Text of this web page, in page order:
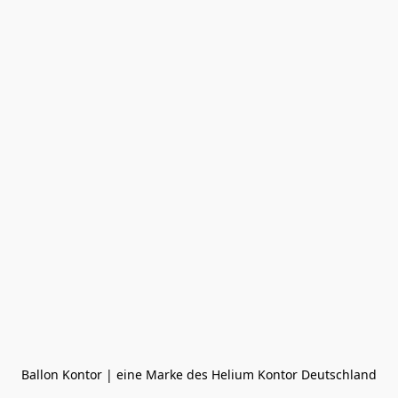
Ballon Kontor | eine Marke des Helium Kontor Deutschland